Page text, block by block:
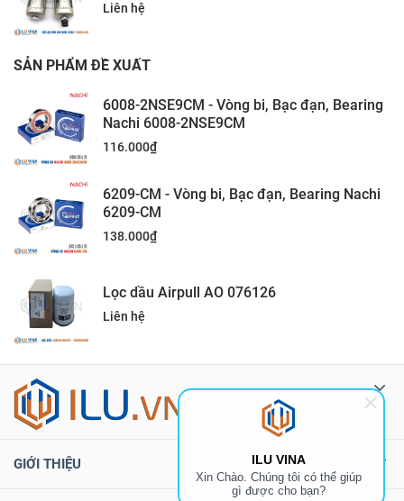
Liên hệ
SẢN PHẨM ĐỀ XUẤT
6008-2NSE9CM - Vòng bi, Bạc đạn, Bearing
Nachi 6008-2NSE9CM
116.000₫
6209-CM - Vòng bi, Bạc đạn, Bearing Nachi
6209-CM
138.000₫
Lọc dầu Airpull AO 076126
Liên hệ
GIỚI THIỆU ILU VINA
Xin Chào. Chúng tôi có thể giúp
gì được cho bạn?